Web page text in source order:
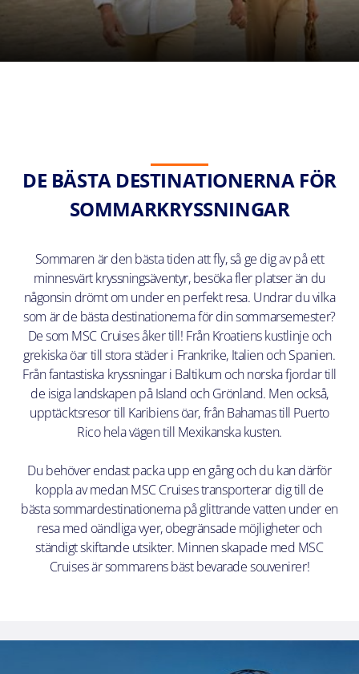
DE BÄSTA DESTINATIONERNA FÖR
SOMMARKRYSSNINGAR
Sommaren är den bästa tiden att fly, så ge dig av på ett
minnesvärt kryssningsäventyr, besöka fler platser än du
någonsin drömt om under en perfekt resa. Undrar du vilka
som är de bästa destinationerna för din sommarsemester?
De som MSC Cruises åker till! Från Kroatiens kustlinje och
grekiska öar till stora städer i Frankrike, Italien och Spanien.
Från fantastiska kryssningar i Baltikum och norska fjordar till
de isiga landskapen på Island och Grönland. Men också,
upptäcktsresor till Karibiens öar, från Bahamas till Puerto
Rico hela vägen till Mexikanska kusten.
Du behöver endast packa upp en gång och du kan därför
koppla av medan MSC Cruises transporterar dig till de
bästa sommardestinationerna på glittrande vatten under en
resa med oändliga vyer, obegränsade möjligheter och
ständigt skiftande utsikter. Minnen skapade med MSC
Cruises är sommarens bäst bevarade souvenirer!